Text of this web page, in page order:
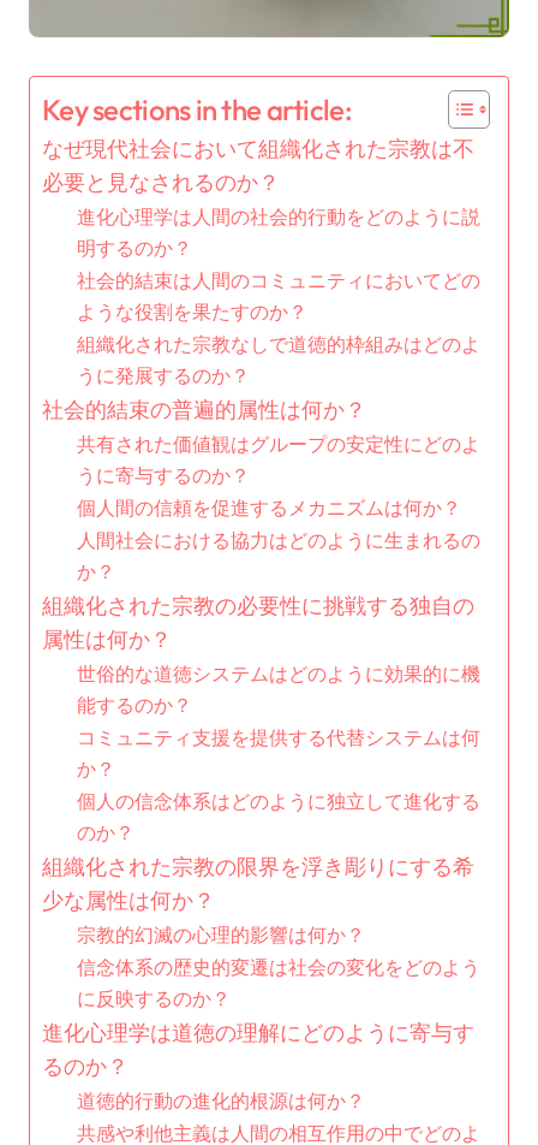
Key sections in the article:
なぜ現代社会において組織化された宗教は不
必要と見なされるのか？
進化心理学は人間の社会的行動をどのように説
明するのか？
社会的結束は人間のコミュニティにおいてどの
ような役割を果たすのか？
組織化された宗教なしで道徳的枠組みはどのよ
うに発展するのか？
社会的結束の普遍的属性は何か？
共有された価値観はグループの安定性にどのよ
うに寄与するのか？
個人間の信頼を促進するメカニズムは何か？
人間社会における協力はどのように生まれるの
か？
組織化された宗教の必要性に挑戦する独自の
属性は何か？
世俗的な道徳システムはどのように効果的に機
能するのか？
コミュニティ支援を提供する代替システムは何
か？
個人の信念体系はどのように独立して進化する
のか？
組織化された宗教の限界を浮き彫りにする希
少な属性は何か？
宗教的幻滅の心理的影響は何か？
信念体系の歴史的変遷は社会の変化をどのよう
に反映するのか？
進化心理学は道徳の理解にどのように寄与す
るのか？
道徳的行動の進化的根源は何か？
共感や利他主義は人間の相互作用の中でどのよ